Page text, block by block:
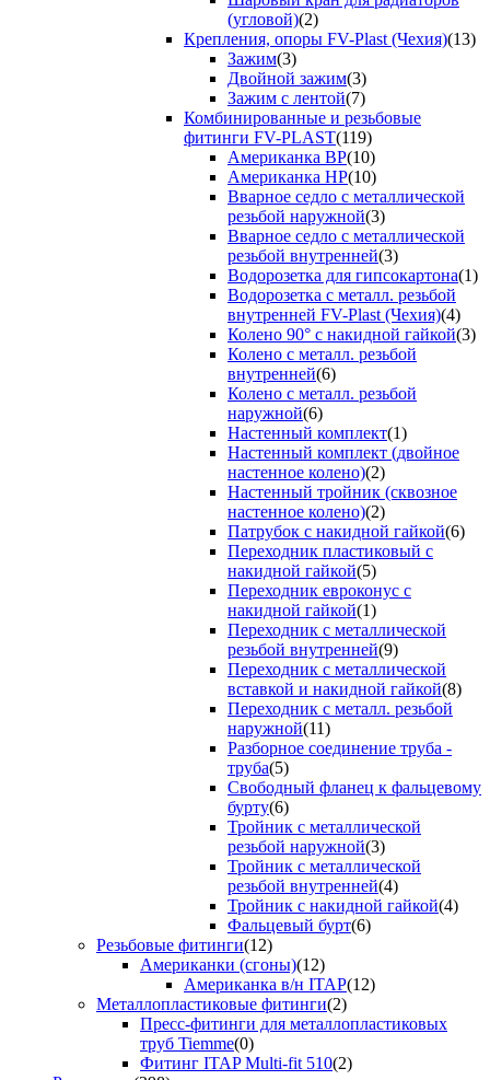
(угловой)(2)
Крепления, опоры FV-Plast (Чехия)(13)
Зажим(3)
Двойной зажим(3)
Зажим с лентой(7)
Комбинированные и резьбовые
фитинги FV-PLAST(119)
Американка ВР(10)
Американка НР(10)
Вварное седло с металлической
резьбой наружной(3)
Вварное седло с металлической
резьбой внутренней(3)
Водорозетка для гипсокартона(1)
Водорозетка с металл. резьбой
внутренней FV-Plast (Чехия)(4)
Колено 90° с накидной гайкой(3)
Колено с металл. резьбой
внутренней(6)
Колено с металл. резьбой
наружной(6)
Настенный комплект(1)
Настенный комплект (двойное
настенное колено)(2)
Настенный тройник (сквозное
настенное колено)(2)
Патрубок с накидной гайкой(6)
Переходник пластиковый с
накидной гайкой(5)
Переходник евроконус с
накидной гайкой(1)
Переходник с металлической
резьбой внутренней(9)
Переходник с металлической
вставкой и накидной гайкой(8)
Переходник с металл. резьбой
наружной(11)
Разборное соединение труба -
труба(5)
Свободный фланец к фальцевому
бурту(6)
Тройник с металлической
резьбой наружной(3)
Тройник с металлической
резьбой внутренней(4)
Тройник с накидной гайкой(4)
Фальцевый бурт(6)
Резьбовые фитинги(12)
Американки (сгоны)(12)
Американка в/н ITAP(12)
Металлопластиковые фитинги(2)
Пресс-фитинги для металлопластиковых
труб Tiemme(0)
Фитинг ITAP Multi-fit 510(2)